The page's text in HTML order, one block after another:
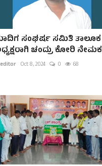
ಸಂಘರ್ಷ ಸಮಿತಿ ತಾಲೂಕ
ಚಂದ್ರು ಕೋರಿ ನೇಮಕ
Oct 8, 2024 0 68